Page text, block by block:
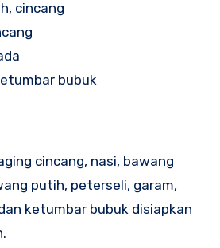
cincang
bubuk
cincang, nasi, bawang
putih, peterseli, garam,
ketumbar bubuk disiapkan